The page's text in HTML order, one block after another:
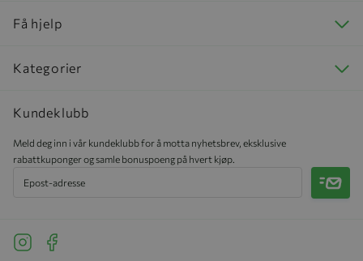
Få hjelp
Kategorier
Kundeklubb
Meld deg inn i vår kundeklubb for å motta nyhetsbrev, eksklusive
rabattkuponger og samle bonuspoeng på hvert kjøp.
Meld
See our Instagram
See our Facebook